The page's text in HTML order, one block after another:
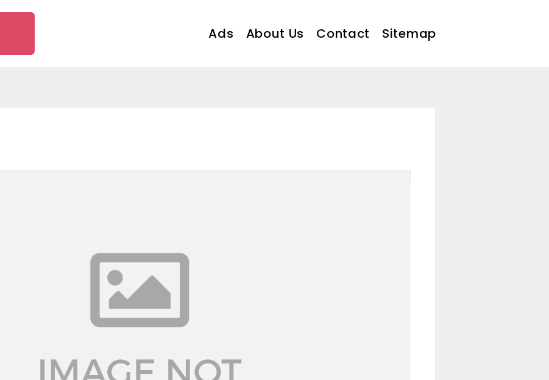
Ads About Us Contact Sitemap